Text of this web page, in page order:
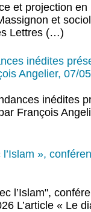
et projection
et
Lettres (…)
inédites
Angelier, 07/
inédites
François
»,
l’Islam",
L’article « Le